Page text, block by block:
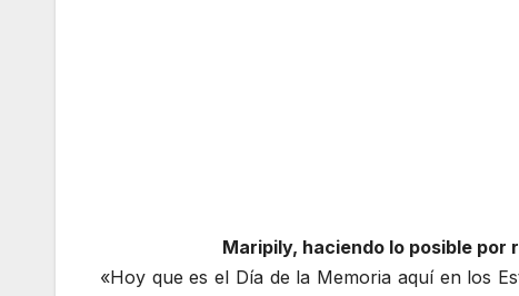
Maripily, haciendo lo posible
«Hoy que es el Día de la Memoria aquí en los